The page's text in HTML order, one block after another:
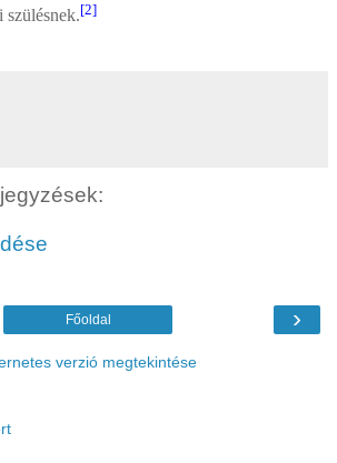
szülésnek.[2]
›
Főoldal
verzió megtekintése